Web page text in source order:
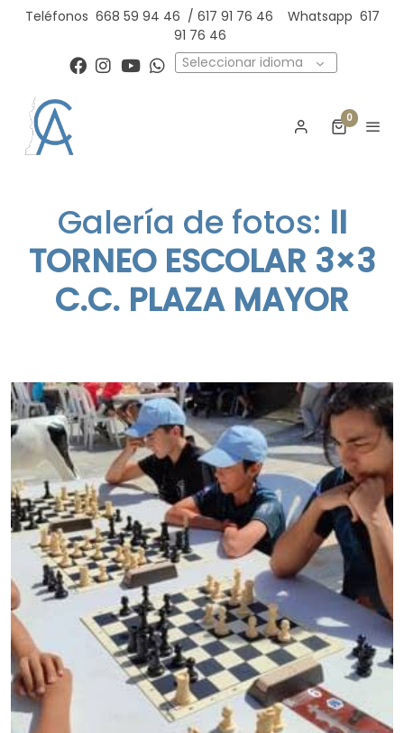
Teléfonos 668 59 94 46 / 617 91 76 46 Whatsapp 617
91 76 46
Seleccionar idioma
0
Galería de fotos: II
TORNEO ESCOLAR 3×3
C.C. PLAZA MAYOR